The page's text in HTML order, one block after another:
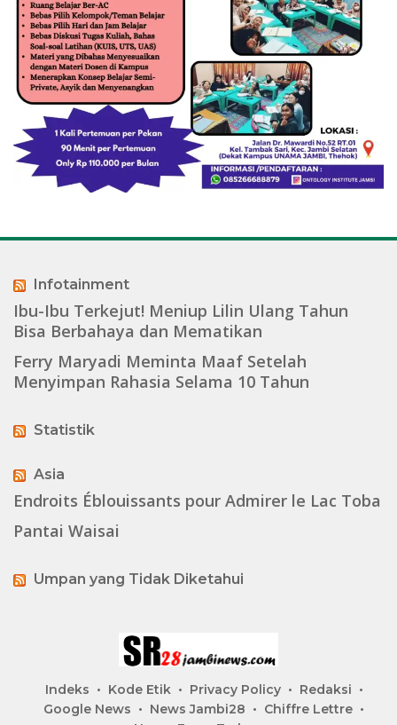
Infotainment
Ibu-Ibu Terkejut! Meniup Lilin Ulang Tahun
Bisa Berbahaya dan Mematikan
Ferry Maryadi Meminta Maaf Setelah
Menyimpan Rahasia Selama 10 Tahun
Statistik
Asia
Endroits Éblouissants pour Admirer le Lac Toba
Pantai Waisai
Umpan yang Tidak Diketahui
Indeks Kode Etik Privacy Policy
Redaksi
Google News
News Jambi28
Chiffre Lettre